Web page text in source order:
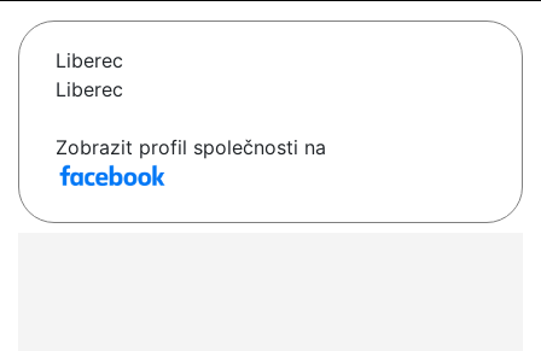
Liberec
Liberec
Zobrazit profil společnosti na